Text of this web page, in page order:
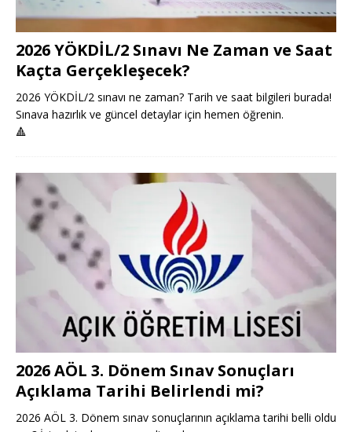
2026 YÖKDİL/2 Sınavı Ne Zaman ve Saat
Kaçta Gerçekleşecek?
2026 YÖKDİL/2 sınavı ne zaman? Tarih ve saat bilgileri burada!
Sınava hazırlık ve güncel detaylar için hemen öğrenin.
🔺
2026 AÖL 3. Dönem Sınav Sonuçları
Açıklama Tarihi Belirlendi mi?
2026 AÖL 3. Dönem sınav sonuçlarının açıklama tarihi belli oldu